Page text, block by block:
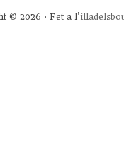
© 2026 · Fet a l'